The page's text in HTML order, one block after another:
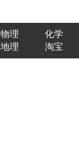
物理
化学
地理 淘宝